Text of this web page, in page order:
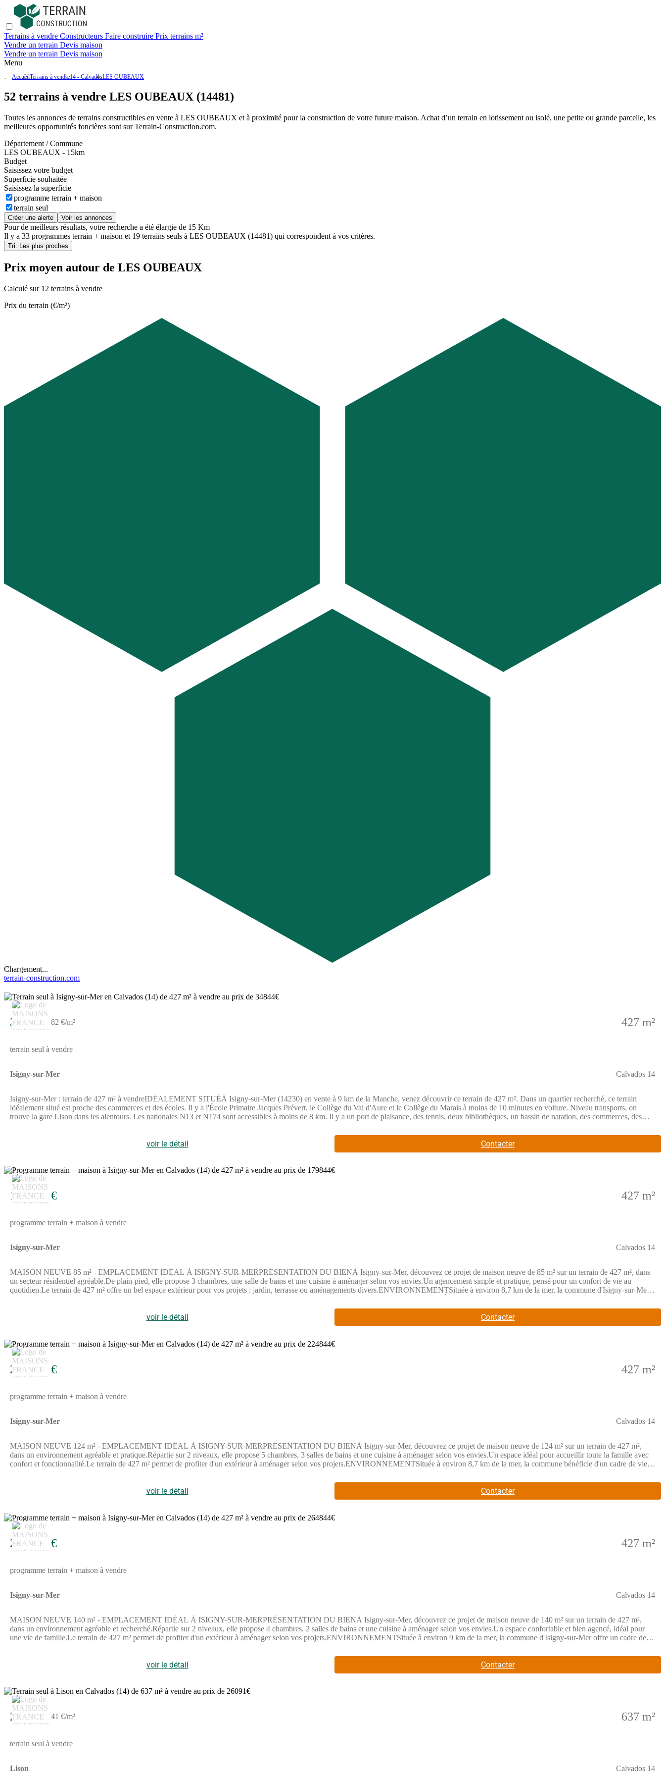
Terrains à vendre Constructeurs Faire construire Prix terrains m²
Vendre un terrain Devis maison
Vendre un terrain Devis maison
Menu
AccueilTerrains à vendre14 - CalvadosLES OUBEAUX
52 terrains à vendre LES OUBEAUX (14481)
Toutes les annonces de terrains constructibles en vente à LES OUBEAUX et à proximité pour la construction de votre future maison. Achat d’un terrain en lotissement ou isolé, une petite ou grande parcelle, les
meilleures opportunités foncières sont surTerrain-Construction.com.
Département / Commune
LES OUBEAUX - 15km
Budget
Saisissez votre budget
Superficie souhaitée
Saisissez la superficie
programme terrain + maison
terrain seul
Créer une alerte Voir les annonces
Pour de meilleurs résultats, votre recherche a été élargie de 15 Km
Il y a 33 programmes terrain + maison et 19 terrains seuls à LES OUBEAUX (14481) qui correspondent à vos critères.
Tri: Les plus proches
Prix moyen autour de LES OUBEAUX
Calculé sur 12 terrains à vendre
Prix du terrain (€/m²)
Chargement...
terrain-construction.com
34 844 € 82 €/m² 427 m²
terrain seul à vendre
Isigny-sur-Mer Calvados 14
Isigny-sur-Mer : terrain de 427 m² à vendreIDÉALEMENT SITUÉÀ Isigny-sur-Mer (14230) en vente à 9 km de la Manche, venez découvrir ce terrain de 427 m². Dans un quartier recherché, ce terrain
idéalement situé est proche des commerces et des écoles. Il y a l'École Primaire Jacques Prévert, le Collège du Val d'Aure et le Collège du Marais à moins de 10 minutes en voiture. Niveau transports, on
trouve la gare Lison dans les alentours. Les nationales N13 et N174 sont accessibles à moins de 8 km. Il y a un port de plaisance, des tennis, deux bibliothèques, un bassin de natation, des commerces, des
Emilie HUE ((Numéro supprimé)) pour toute information sur ce terrain ou sur les modalités de vente.Annonce proposée par un Agent Commercial Partenaire.
voir le détail Contacter
4
179 844 € 427 m²
programme terrain + maison à vendre
Isigny-sur-Mer Calvados 14
MAISON NEUVE 85 m² - EMPLACEMENT IDÉAL À ISIGNY-SUR-MERPRÉSENTATION DU BIENÀ Isigny-sur-Mer, découvrez ce projet de maison neuve de 85 m² sur un terrain de 427 m², dans
un secteur résidentiel agréable.De plain-pied, elle propose 3 chambres, une salle de bains et une cuisine à aménager selon vos envies.Un agencement simple et pratique, pensé pour un confort de vie au
quotidien.Le terrain de 427 m² offre un bel espace extérieur pour vos projets : jardin, terrasse ou aménagements divers.ENVIRONNEMENTSituée à environ 8,7 km de la mer, la commune d'Isigny-sur-Mer
faciliter le quotidien.Prix : 179 844 €Contact : Emilie HUE - Maisons France Confort Bayeux📞 (Numéro supprimé)Réalisez votre projet de construction à Isigny-sur-Mer dès maintenant.Annonce proposée
voir le détail Contacter
6
224 844 € 427 m²
programme terrain + maison à vendre
Isigny-sur-Mer Calvados 14
MAISON NEUVE 124 m² - EMPLACEMENT IDÉAL À ISIGNY-SUR-MERPRÉSENTATION DU BIENÀ Isigny-sur-Mer, découvrez ce projet de maison neuve de 124 m² sur un terrain de 427 m²,
dans un environnement agréable et pratique.Répartie sur 2 niveaux, elle propose 5 chambres, 3 salles de bains et une cuisine à aménager selon vos envies.Un espace idéal pour accueillir toute la famille avec
confort et fonctionnalité.Le terrain de 427 m² permet de profiter d'un extérieur à aménager selon vos projets.ENVIRONNEMENTSituée à environ 8,7 km de la mer, la commune bénéficie d'un cadre de vie
(dont tennis) sont facilement accessibles. Le cinéma Le Club se trouve également à quelques minutes.Prix : 224 844 €Contact : Emilie HUE - Maisons France Confort Bayeux📞 (Numéro supprimé)Réalisez
votre projet de construction à Isigny-sur-Mer dès maintenant.Annonce proposée par un Agent Commercial Partenaire.
voir le détail Contacter
6
264 844 € 427 m²
programme terrain + maison à vendre
Isigny-sur-Mer Calvados 14
MAISON NEUVE 140 m² - EMPLACEMENT IDÉAL À ISIGNY-SUR-MERPRÉSENTATION DU BIENÀ Isigny-sur-Mer, découvrez ce projet de maison neuve de 140 m² sur un terrain de 427 m²,
dans un environnement agréable et recherché.Répartie sur 2 niveaux, elle propose 4 chambres, 2 salles de bains et une cuisine à aménager selon vos envies.Un espace confortable et bien agencé, idéal pour
une vie de famille.Le terrain de 427 m² permet de profiter d'un extérieur à aménager selon vos projets.ENVIRONNEMENTSituée à environ 9 km de la mer, la commune d'Isigny-sur-Mer offre un cadre de
proximité sont présents dans la commune et ses alentours, facilitant le quotidien.Prix : 264 844 €Contact : Emilie HUE - Maisons France Confort Bayeux📞 (Numéro supprimé)Réalisez votre projet de
construction à Isigny-sur-Mer dès maintenant.Annonce proposée par un Agent Commercial Partenaire.
voir le détail Contacter
26 091 € 41 €/m² 637 m²
terrain seul à vendre
Lison Calvados 14